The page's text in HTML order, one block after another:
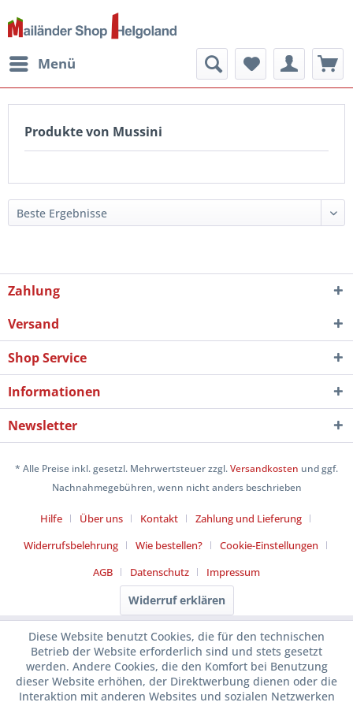
Menü
Produkte von Mussini
Zahlung
Versand
Shop Service
Informationen
Newsletter
* Alle Preise inkl. gesetzl. Mehrwertsteuer zzgl.Versandkosten und ggf.
Nachnahmegebühren, wenn nicht anders beschrieben
Hilfe Über uns Kontakt
Zahlung und Lieferung
Widerrufsbelehrung
Wie bestellen?
Cookie-Einstellungen
AGB
Datenschutz Impressum
Widerruf erklären
Diese Website benutzt Cookies, die für den technischen
Betrieb der Website erforderlich sind und stets gesetzt
werden. Andere Cookies, die den Komfort bei Benutzung
dieser Website erhöhen, der Direktwerbung dienen oder die
Interaktion mit anderen Websites und sozialen Netzwerken